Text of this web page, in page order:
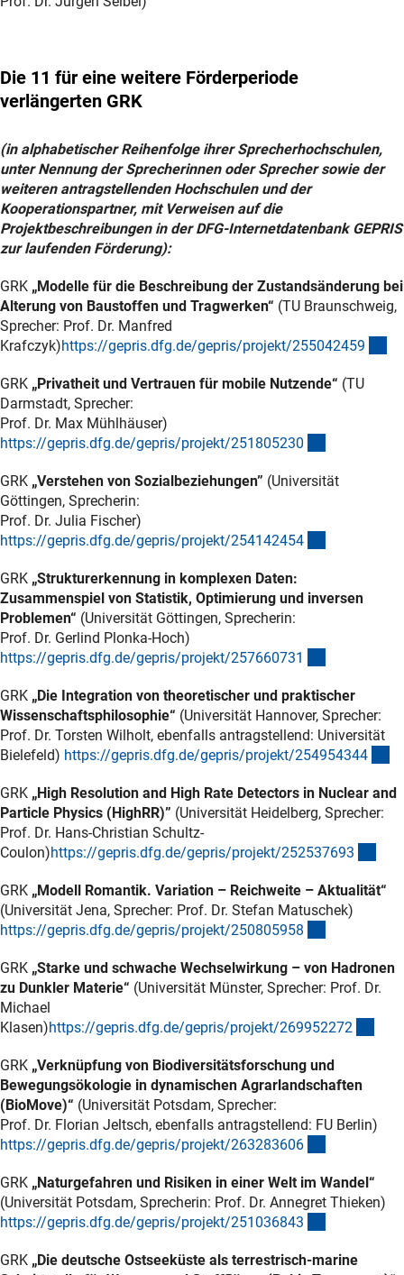
Die 11 für eine weitere Förderperiode
verlängerten GRK
(in alphabetischer Reihenfolge ihrer Sprecherhochschulen,
unter Nennung der Sprecherinnen oder Sprecher sowie der
weiteren antragstellenden Hochschulen und der
Kooperationspartner, mit Verweisen auf die
Projektbeschreibungen in der DFG-Internetdatenbank GEPRIS
zur laufenden Förderung):
GRK „Modelle für die Beschreibung der Zustandsänderung bei
Alterung von Baustoffen und Tragwerken“ (TU Braunschweig,
Sprecher: Prof. Dr. Manfred
Krafczyk)https://gepris.dfg.de/gepris/projekt/255042459
GRK „Privatheit und Vertrauen für mobile Nutzende“ (TU
Darmstadt, Sprecher:
Prof. Dr. Max Mühlhäuser)
https://gepris.dfg.de/gepris/projekt/251805230
GRK „Verstehen von Sozialbeziehungen” (Universität
Göttingen, Sprecherin:
Prof. Dr. Julia Fischer)
https://gepris.dfg.de/gepris/projekt/254142454
GRK „Strukturerkennung in komplexen Daten:
Zusammenspiel von Statistik, Optimierung und inversen
Problemen“ (Universität Göttingen, Sprecherin:
Prof. Dr. Gerlind Plonka-Hoch)
https://gepris.dfg.de/gepris/projekt/257660731
GRK „Die Integration von theoretischer und praktischer
Wissenschaftsphilosophie“ (Universität Hannover, Sprecher:
Prof. Dr. Torsten Wilholt, ebenfalls antragstellend: Universität
Bielefeld) https://gepris.dfg.de/gepris/projekt/254954344
GRK „High Resolution and High Rate Detectors in Nuclear and
Particle Physics (HighRR)” (Universität Heidelberg, Sprecher:
Prof. Dr. Hans-Christian Schultz-
Coulon)https://gepris.dfg.de/gepris/projekt/252537693
GRK „Modell Romantik. Variation – Reichweite – Aktualität“
(Universität Jena, Sprecher: Prof. Dr. Stefan Matuschek)
https://gepris.dfg.de/gepris/projekt/250805958
GRK „Starke und schwache Wechselwirkung – von Hadronen
zu Dunkler Materie“ (Universität Münster, Sprecher: Prof. Dr.
Michael
Klasen)https://gepris.dfg.de/gepris/projekt/269952272
GRK „Verknüpfung von Biodiversitätsforschung und
Bewegungsökologie in dynamischen Agrarlandschaften
(BioMove)“ (Universität Potsdam, Sprecher:
Prof. Dr. Florian Jeltsch, ebenfalls antragstellend: FU Berlin)
https://gepris.dfg.de/gepris/projekt/263283606
GRK „Naturgefahren und Risiken in einer Welt im Wandel“
(Universität Potsdam, Sprecherin: Prof. Dr. Annegret Thieken)
https://gepris.dfg.de/gepris/projekt/251036843
GRK „Die deutsche Ostseeküste als terrestrisch-marine